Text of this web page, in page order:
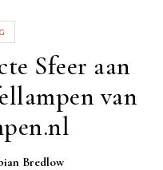
Sfeer aan
van
Bredlow